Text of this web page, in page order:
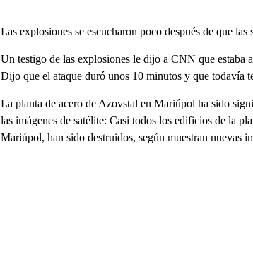
Las explosiones se escucharon poco después de que
Un testigo de las explosiones le dijo a CNN que estaba
Dijo que el ataque duró unos 10 minutos y que todavía
La planta de acero de Azovstal en Mariúpol ha sido
las imágenes de satélite: Casi todos los edificios de la
Mariúpol, han sido destruidos, según muestran nuevas